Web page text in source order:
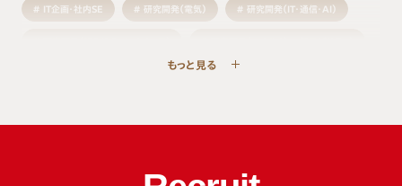
IT企画・社内SE 研究開発（電気） 研究開発（IT・通信・AI）
もっと見る